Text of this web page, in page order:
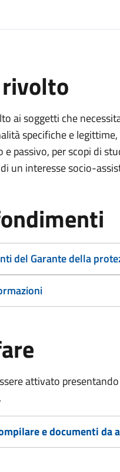
ai soggetti che
specifiche e
passivo, per scopi di
un interesse socio-
del Garante della
attivato
e documenti da